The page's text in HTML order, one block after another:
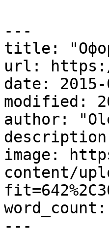
---
title:
url:
date: 2015-
modified:
author:
image:
content/
---